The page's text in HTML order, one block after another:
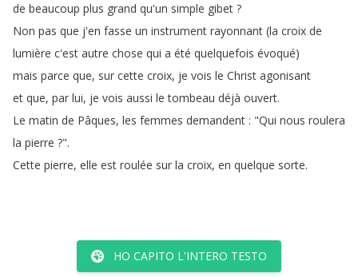
de beaucoup plus grand qu'un simple gibet ?
Non pas que j'en fasse un instrument rayonnant (la croix de
lumière c'est autre chose qui a été quelquefois évoqué)
mais parce que, sur cette croix, je vois le Christ agonisant
et que, par lui, je vois aussi le tombeau déjà ouvert.
Le matin de Pâques, les femmes demandent : "Qui nous roulera
la pierre ?".
Cette pierre, elle est roulée sur la croix, en quelque sorte.
HO CAPITO L'INTERO TESTO